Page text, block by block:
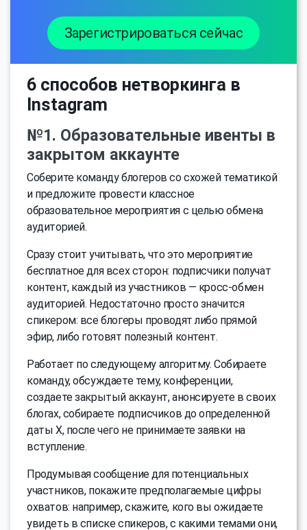
Зарегистрироваться сейчас
6 способов нетворкинга в
Instagram
№1. Образовательные ивенты в
закрытом аккаунте
Соберите команду блогеров со схожей тематикой
и предложите провести классное
образовательное мероприятия с целью обмена
аудиторией.
Сразу стоит учитывать, что это мероприятие
бесплатное для всех сторон: подписчики получат
контент, каждый из участников — кросс-обмен
аудиторией. Недостаточно просто значится
спикером: все блогеры проводят либо прямой
эфир, либо готовят полезный контент.
Работает по следующему алгоритму. Собираете
команду, обсуждаете тему, конференции,
создаете закрытый аккаунт, анонсируете в своих
блогах, собираете подписчиков до определенной
даты Х, после чего не принимаете заявки на
вступление.
Продумывая сообщение для потенциальных
участников, покажите предполагаемые цифры
охватов: например, скажите, кого вы ожидаете
увидеть в списке спикеров, с какими темами они,